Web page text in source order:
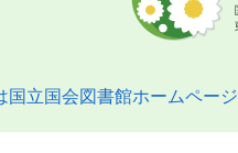
国立国会図書館ホームページ